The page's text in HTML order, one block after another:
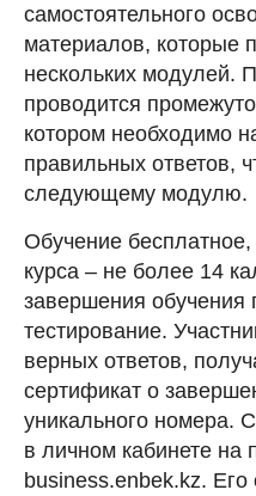
самостоятельного
материалов, которые
нескольких модулей.
проводится
котором необходимо
правильных ответов,
следующему модулю.
Обучение
курса – не более 14
завершения обучения
тестирование.
верных ответов,
сертификат о
уникального номера.
в личном кабинете на
business.enbek.kz. Его